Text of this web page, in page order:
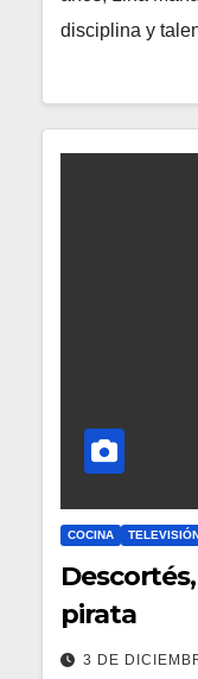
disciplina y
COCINA
pirata
3 DE